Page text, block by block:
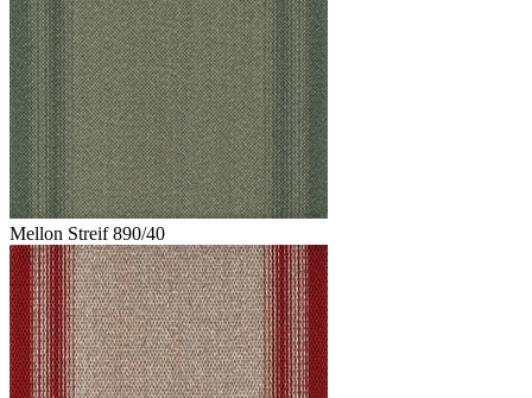
Mellon Streif 890/40